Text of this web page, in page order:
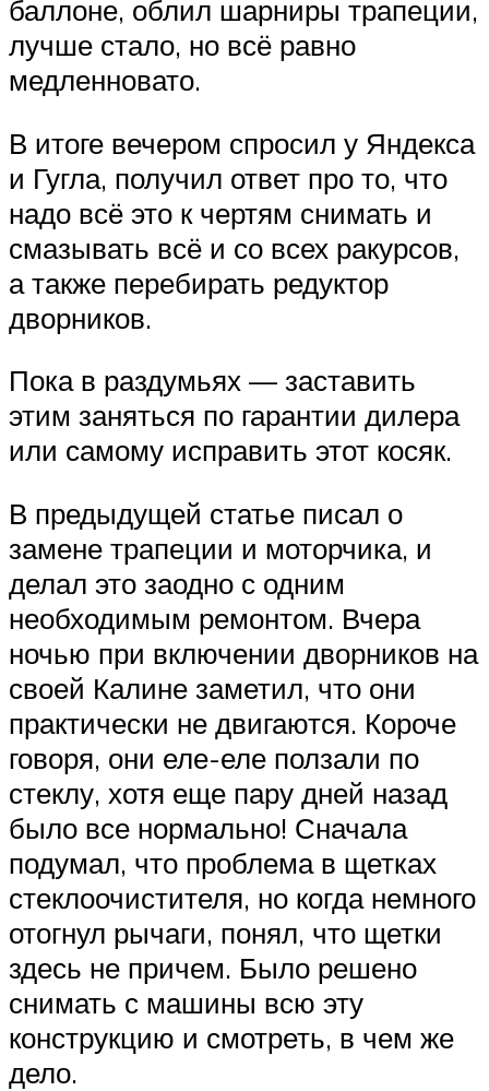
баллоне, облил шарниры трапеции,
лучше стало, но всё равно
медленновато.
В итоге вечером спросил у Яндекса
и Гугла, получил ответ про то, что
надо всё это к чертям снимать и
смазывать всё и со всех ракурсов,
а также перебирать редуктор
дворников.
Пока в раздумьях — заставить
этим заняться по гарантии дилера
или самому исправить этот косяк.
В предыдущей статье писал о
замене трапеции и моторчика, и
делал это заодно с одним
необходимым ремонтом. Вчера
ночью при включении дворников на
своей Калине заметил, что они
практически не двигаются. Короче
говоря, они еле-еле ползали по
стеклу, хотя еще пару дней назад
было все нормально! Сначала
подумал, что проблема в щетках
стеклоочистителя, но когда немного
отогнул рычаги, понял, что щетки
здесь не причем. Было решено
снимать с машины всю эту
конструкцию и смотреть, в чем же
дело.